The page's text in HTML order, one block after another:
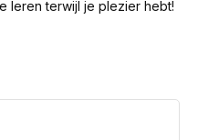
leren terwijl je plezier hebt!